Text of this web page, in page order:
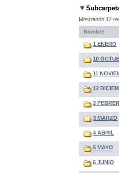
Mostrando 12
Nombre
1 ENERO
10
11
12
2
3 MARZO
4 ABRIL
5 MAYO
6 JUNIO